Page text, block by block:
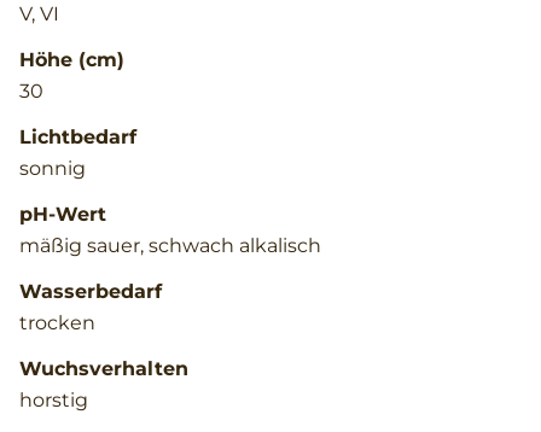
V, VI
Höhe (cm)
30
Lichtbedarf
sonnig
pH-Wert
mäßig sauer, schwach alkalisch
Wasserbedarf
trocken
Wuchsverhalten
horstig